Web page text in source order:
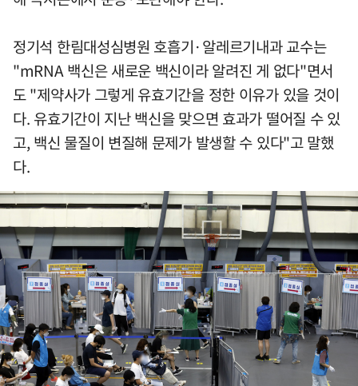
정기석 한림대성심병원 호흡기·알레르기내과 교수는
"mRNA 백신은 새로운 백신이라 알려진 게 없다"면서
도 "제약사가 그렇게 유효기간을 정한 이유가 있을 것이
다. 유효기간이 지난 백신을 맞으면 효과가 떨어질 수 있
고, 백신 물질이 변질해 문제가 발생할 수 있다"고 말했
다.